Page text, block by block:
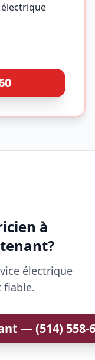
à
électrique
fiable.
—(514) 558-